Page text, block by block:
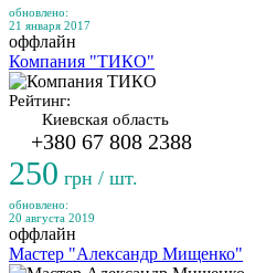
обновлено:
21 января 2017
оффлайн
Компания "ТИКО"
Рейтинг:
Киевская область
+380 67 808 2388
250 грн / шт.
обновлено:
20 августа 2019
оффлайн
Мастер "Александр Мищенко"